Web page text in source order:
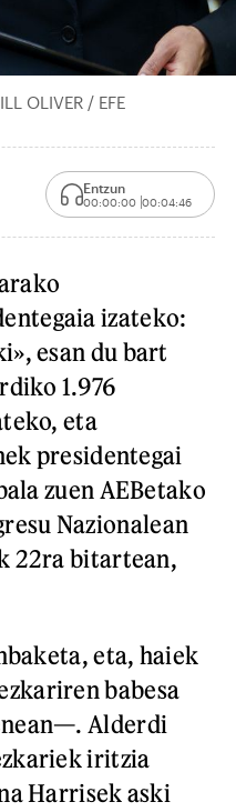
OLIVER / EFE
Entzun
00:00:00 00:04:46
izateko:
esan du bart
1.976
eta
presidentegai
zuen AEBetako
Nazionalean
22ra bitartean,
eta, haiek
babesa
Alderdi
iritzia
Harrisek aski